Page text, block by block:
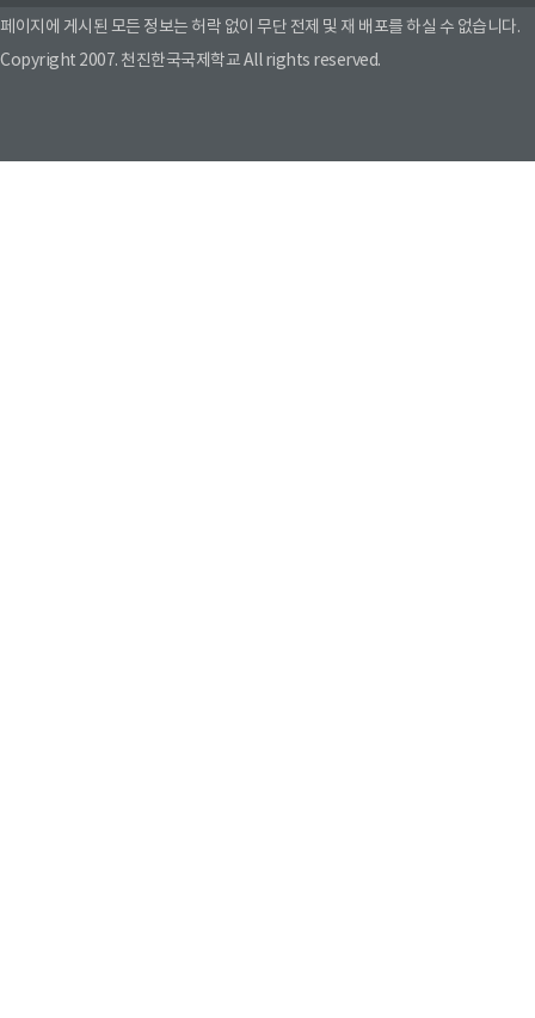
페이지에 게시된 모든 정보는 허락 없이 무단 전제 및 재 배포를 하실 수 없습니다.
Copyright 2007. 천진한국국제학교 All rights reserved.